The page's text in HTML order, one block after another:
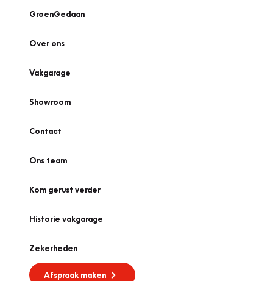
GroenGedaan
Over ons
Vakgarage
Showroom
Contact
Ons team
Kom gerust verder
Historie vakgarage
Zekerheden
Afspraak maken